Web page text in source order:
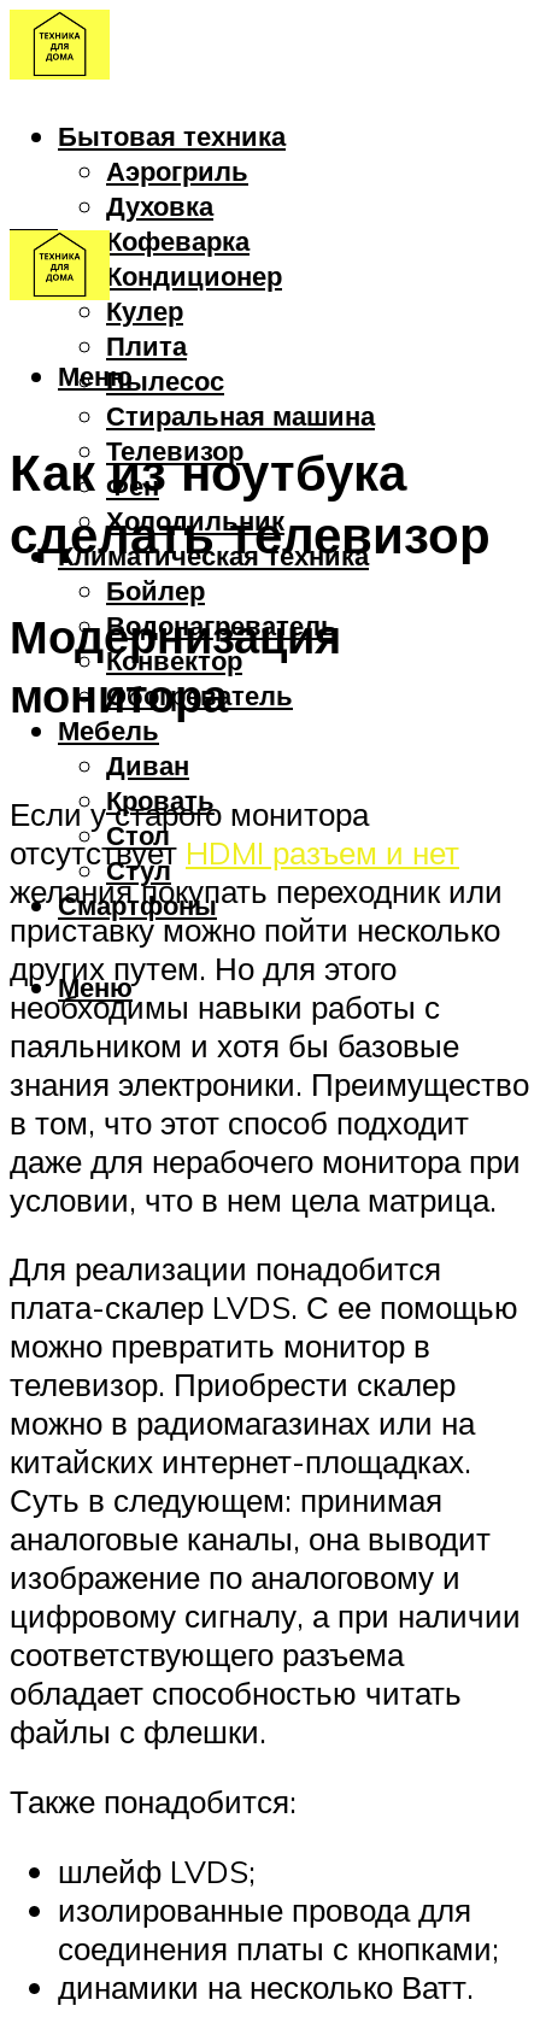
Бытовая техника
Аэрогриль
Духовка
Кофеварка
Кондиционер
Кулер
Плита
Пылесос
Стиральная машина
Телевизор
Фен
Холодильник
Климатическая техника
Бойлер
Водонагреватель
Конвектор
Обогреватель
Мебель
Диван
Кровать
Стол
Стул
Смартфоны
Меню
Меню
Как из ноутбука
сделать телевизор
Модернизация
монитора
Если у старого монитора
отсутствует HDMI разъем и нет
желания покупать переходник или
приставку можно пойти несколько
других путем. Но для этого
необходимы навыки работы с
паяльником и хотя бы базовые
знания электроники. Преимущество
в том, что этот способ подходит
даже для нерабочего монитора при
условии, что в нем цела матрица.
Для реализации понадобится
плата-скалер LVDS. С ее помощью
можно превратить монитор в
телевизор. Приобрести скалер
можно в радиомагазинах или на
китайских интернет-площадках.
Суть в следующем: принимая
аналоговые каналы, она выводит
изображение по аналоговому и
цифровому сигналу, а при наличии
соответствующего разъема
обладает способностью читать
файлы с флешки.
Также понадобится:
шлейф LVDS;
изолированные провода для
соединения платы с кнопками;
динамики на несколько Ватт.